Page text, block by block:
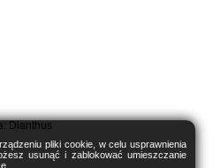
Dianthus
pliki cookie, w celu usprawnienia
usunąć i zablokować umieszczanie